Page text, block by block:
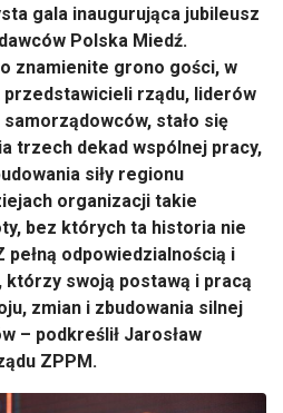
gala inaugurująca jubileusz
Polska Miedź.
znamienite grono gości, w
przedstawicieli rządu, liderów
stało się
trzech dekad wspólnej pracy,
siły regionu
organizacji takie
bez których ta historia nie
pełną odpowiedzialnością i
którzy swoją postawą i pracą
zmian i zbudowania silnej
– podkreślił Jarosław
ZPPM.